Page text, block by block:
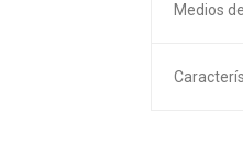
Medios